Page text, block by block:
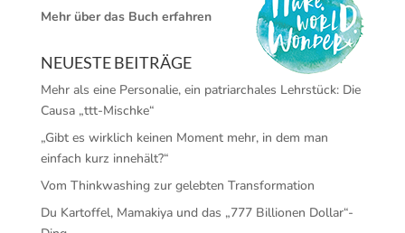
Mehr über das Buch erfahren
NEUESTE BEITRÄGE
Mehr als eine Personalie, ein patriarchales Lehrstück: Die
Causa „ttt-Mischke“
„Gibt es wirklich keinen Moment mehr, in dem man
einfach kurz innehält?“
Vom Thinkwashing zur gelebten Transformation
Du Kartoffel, Mamakiya und das „777 Billionen Dollar“-